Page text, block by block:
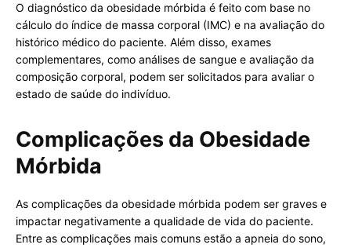
O diagnóstico da obesidade mórbida é feito com base no
cálculo do índice de massa corporal (IMC) e na avaliação do
histórico médico do paciente. Além disso, exames
complementares, como análises de sangue e avaliação da
composição corporal, podem ser solicitados para avaliar o
estado de saúde do indivíduo.
Complicações da Obesidade
Mórbida
As complicações da obesidade mórbida podem ser graves e
impactar negativamente a qualidade de vida do paciente.
Entre as complicações mais comuns estão a apneia do sono,